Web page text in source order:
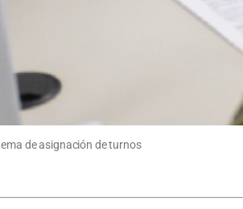
de asignación de turnos